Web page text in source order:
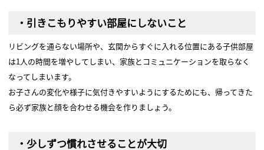
・引きこもりやすい部屋にしないこと
リビングを通らない場所や、玄関からすぐに入れる位置にある子供部屋
は1人の時間を増やしてしまい、家族とコミュニケーションを取らなく
なってしまいます。
お子さんの変化や様子に気付きやすいようにするためにも、帰ってきた
ら必ず家族と顔を合わせる機会を作りましょう。
・少しずつ慣れさせることが大切